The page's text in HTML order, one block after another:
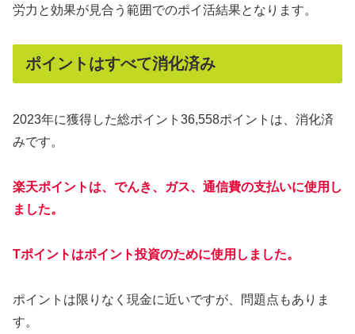
労力と効果が見合う範囲でのポイ活結果となります。
ポイントはすべて消化済み
2023年に獲得した総ポイント36,558ポイントは、消化済
みです。
楽天ポイントは、でんき、ガス、通信費の支払いに使用し
ました。
Tポイントはポイント投資のために使用しました。
ポイントは限りなく現金に近いですが、問題点もありま
す。